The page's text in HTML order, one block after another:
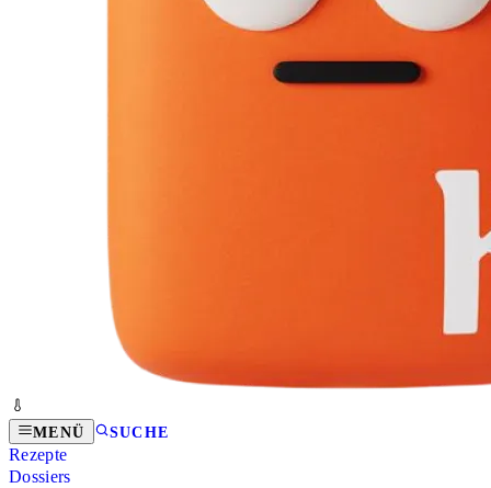
MENÜ SUCHE
Rezepte
Dossiers